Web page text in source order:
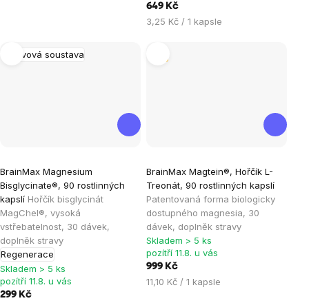
hvězdiček.
649 Kč
Měrná
3,25 Kč / 1 kapsle
Nervová soustava
BrainMax Magnesium
Bisglycinate®, 90 rostlinných
kapslí Hořčík bisglycinát
MagChel®, vysoká
vstřebatelnost, 30 dávek,
doplněk stravy
Regenerace
hodnocení
produktu
je
4,9
z
5
hvězdiček.
Skladem > 5 ks
pozítří 11.8. u vás
299 Kč
BrainMax Magtein®, Hořčík L-
Treonát, 90 rostlinných kapslí
Patentovaná forma biologicky
dostupného magnesia, 30
dávek, doplněk stravy
hodnocení
produktu
je
5,0
z
5
hvězdiček.
Skladem > 5 ks
pozítří 11.8. u vás
999 Kč
Měrná
11,10 Kč / 1 kapsle